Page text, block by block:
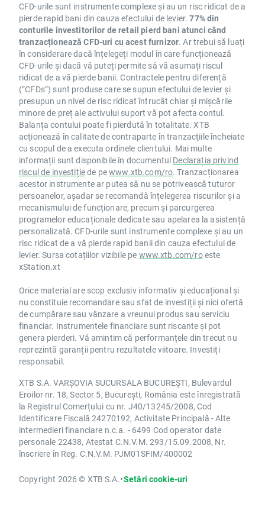
CFD-urile sunt instrumente complexe și au un risc ridicat de a
pierde rapid bani din cauza efectului de levier.77% din
conturile investitorilor de retail pierd bani atunci când
tranzacționează CFD-uri cu acest furnizor. Ar trebui să luați
în considerare dacă înțelegeți modul în care funcționează
CFD-urile și dacă vă puteți permite să vă asumați riscul
ridicat de a vă pierde banii. Contractele pentru diferență
(”CFDs”) sunt produse care se supun efectului de levier și
presupun un nivel de risc ridicat întrucât chiar și mișcările
minore de preț ale activului suport vă pot afecta contul.
Balanța contului poate fi pierdută în totalitate. XTB
acţionează în calitate de contraparte în tranzacţiile încheiate
cu scopul de a executa ordinele clientului. Mai multe
informații sunt disponibile în documentul Declarația privind
riscul de investițiede pewww.xtb.com/ro. Tranzacționarea
acestor instrumente ar putea să nu se potrivească tuturor
persoanelor, așadar se recomandă înțelegerea riscurilor și a
mecanismului de funcționare, precum și parcurgerea
programelor educaționale dedicate sau apelarea la asistență
personalizată. CFD-urile sunt instrumente complexe și au un
risc ridicat de a vă pierde rapid banii din cauza efectului de
levier. Sursa cotațiilor vizibile pe www.xtb.com/roeste
xStation.xt
Orice material are scop exclusiv informativ și educațional și
nu constituie recomandare sau sfat de investiții și nici ofertă
de cumpărare sau vânzare a vreunui produs sau serviciu
financiar. Instrumentele financiare sunt riscante și pot
genera pierderi. Vă amintim că performanțele din trecut nu
reprezintă garanții pentru rezultatele viitoare. Investiți
responsabil.
XTB S.A. VARȘOVIA SUCURSALA BUCUREȘTI, Bulevardul
Eroilor nr. 18, Sector 5, București, România este înregistrată
la Registrul Comerțului cu nr. J40/13245/2008, Cod
Identificare Fiscală 24270192, Activitate Principală - Alte
intermedieri financiare n.c.a. - 6499 Cod operator date
personale 22438, Atestat C.N.V.M. 293/15.09.2008, Nr.
înscriere în Reg. C.N.V.M. PJM01SFIM/400002
Copyright 2026 © XTB S.A.•Setări cookie-uri